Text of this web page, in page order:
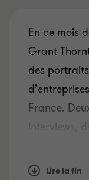
En ce mois
Grant
des
France.
interviews,
la pugnacité
Lire la fin